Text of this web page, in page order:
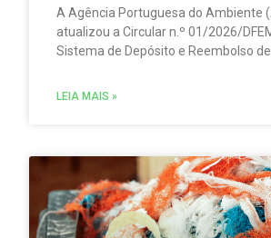
A Agência Portuguesa do Ambiente
atualizou a Circular n.º 01/2026/
Sistema de Depósito e Reembolso de
traz um esclarecimento relevante
LEIA MAIS »